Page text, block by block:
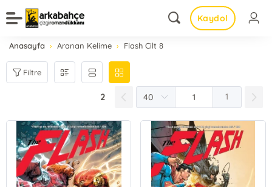
Kaydol
Anasayfa Aranan Kelime Flash Cilt 8
Filtre
2 1